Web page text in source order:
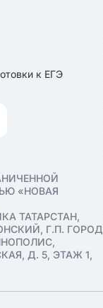
к ЕГЭ
«НОВАЯ
ТАТАРСТАН,
Г.П. ГОРОД
Д. 5, ЭТАЖ 1,